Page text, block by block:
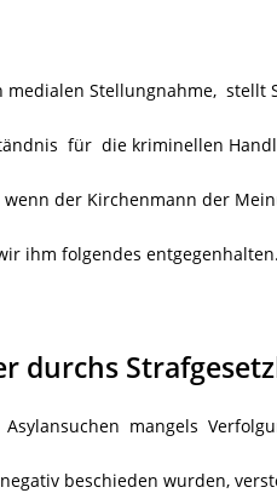
Stellungnahme, stellt
für die kriminellen
der Kirchenmann der
ihm folgendes entgegenhalten.
durchs
mangels
beschieden wurden,